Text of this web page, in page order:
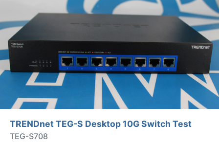
TRENDnet TEG-S Desktop 10G Switch Test
TEG-S708